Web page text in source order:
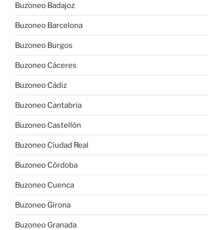
Buzoneo Badajoz
Buzoneo Barcelona
Buzoneo Burgos
Buzoneo Cáceres
Buzoneo Cádiz
Buzoneo Cantabria
Buzoneo Castellón
Buzoneo Ciudad Real
Buzoneo Córdoba
Buzoneo Cuenca
Buzoneo Girona
Buzoneo Granada